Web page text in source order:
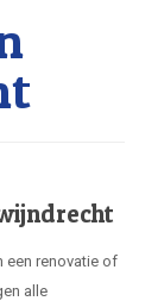
een renovatie of
alle